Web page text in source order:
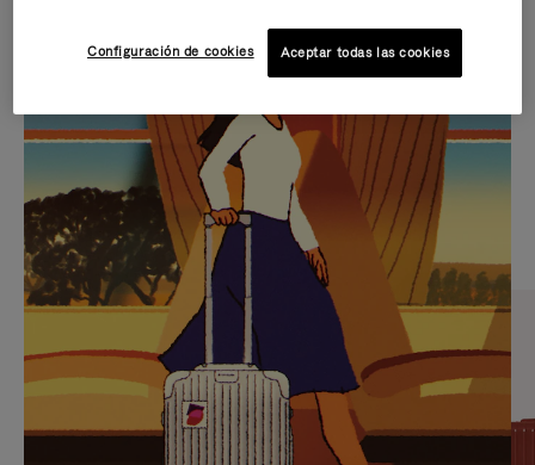
VÍDEO
NO
ESTÁ
PAUSADO,
PULSE
PARA
PAUSARLO.
SONIDO
DEL
VÍDEO
ESTÁ
DESACTIVADO:
PULSE
PARA
ACTIVARLO.
IDAS DE REGALO CUIDADOSAMENTE ELEGIDAS
Encuentre su compañero de
viaje ideal
Configuración de cookies Aceptar todas las cookies